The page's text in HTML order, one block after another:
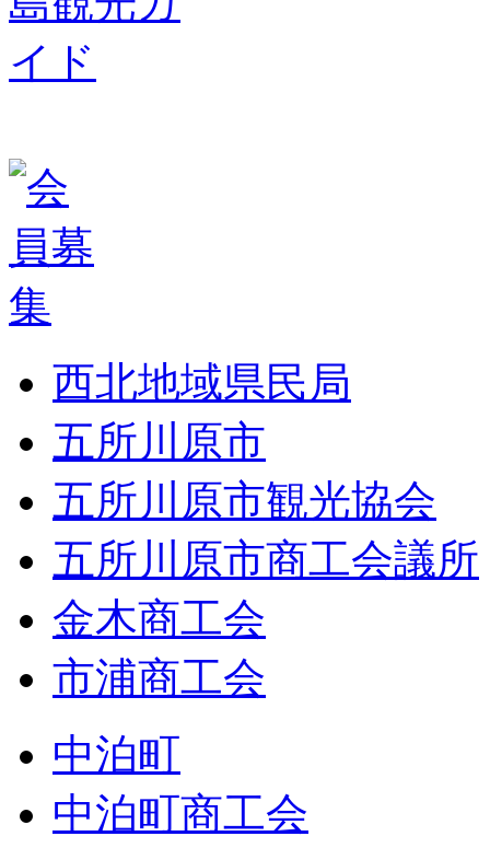
西北地域県民局
五所川原市
五所川原市観光協会
五所川原市商工会議所
金木商工会
市浦商工会
中泊町
中泊町商工会